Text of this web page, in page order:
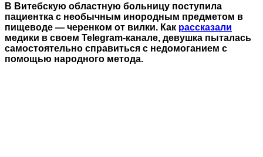
В Витебскую областную больницу поступила
пациентка с необычным инородным предметом в
пищеводе — черенком от вилки. Как рассказали
медики в своем Telegram-канале, девушка пыталась
самостоятельно справиться с недомоганием с
помощью народного метода.